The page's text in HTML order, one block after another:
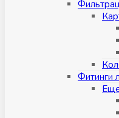
Фитинги